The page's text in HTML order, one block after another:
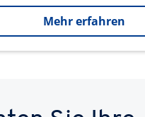
Mehr erfahren